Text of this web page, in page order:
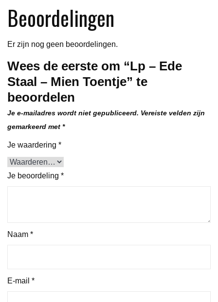
Beoordelingen
Er zijn nog geen beoordelingen.
Wees de eerste om “Lp – Ede
Staal – Mien Toentje” te
beoordelen
Je e-mailadres wordt niet gepubliceerd. Vereiste velden zijn
gemarkeerd met *
Je waardering *
Je beoordeling *
Naam *
E-mail *